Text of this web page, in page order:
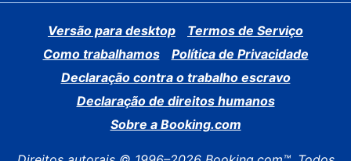
Versão para desktop
Termos de Serviço
Como trabalhamos
Política de Privacidade
Declaração contra o trabalho escravo
Declaração de direitos humanos
Sobre a Booking.com